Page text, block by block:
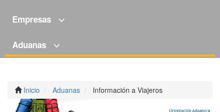
Empresas
Aduanas
Inicio Aduanas Información a Viajeros